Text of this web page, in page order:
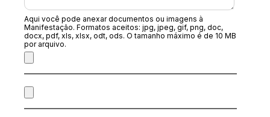
Aqui você pode anexar documentos ou imagens à
Manifestação. Formatos aceitos: jpg, jpeg, gif, png, doc,
docx, pdf, xls, xlsx, odt, ods. O tamanho máximo é de 10 MB
por arquivo.